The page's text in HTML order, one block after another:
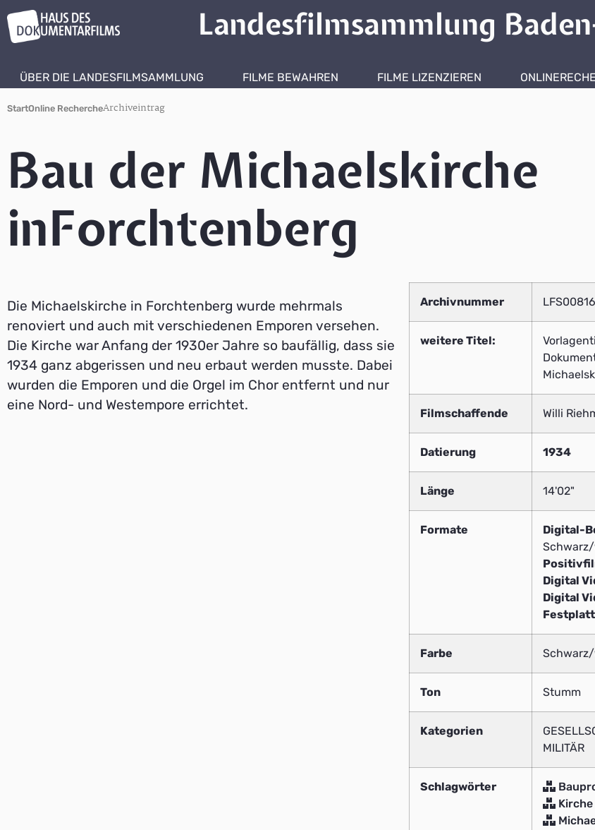
Landesfilmsammlung
ÜBER DIE LANDESFILMSAMMLUNG FILME BEWAHREN FILME LIZENZIEREN
StartOnline RechercheArchiveintrag
Bau der Michaelskirche
inForchtenberg
Die Michaelskirche in Forchtenberg wurde mehrmals
renoviert und auch mit verschiedenen Emporen versehen.
Die Kirche war Anfang der 1930er Jahre so baufällig, dass sie
1934 ganz abgerissen und neu erbaut werden musste. Dabei
wurden die Emporen und die Orgel im Chor entfernt und nur
eine Nord- und Westempore errichtet.
Archivnummer
weitere Titel:
Filmschaffende Willi
Datierung 1934
Länge 14'02"
Formate Digital-
Digital
Digital
Farbe
Ton Stumm
Kategorien
MILITÄR
Schlagwörter
Kirche